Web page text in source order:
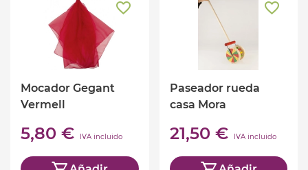
Mocador Gegant
Vermell
5,80 € IVA incluido
Paseador rueda
casa Mora
21,50 € IVA incluido